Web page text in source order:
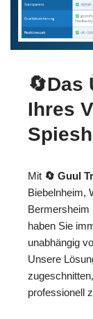
🔄Das
Ihres
Mit 🔄 Guul
Biebelnheim,
Bermersheim
haben Sie
unabhängig
Unsere
professionell